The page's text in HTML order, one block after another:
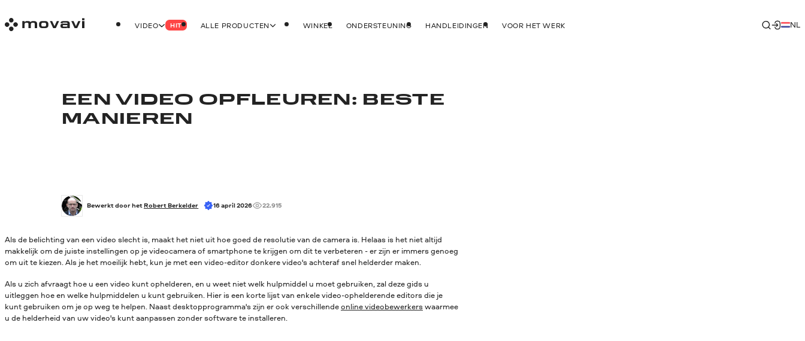
VIDEO HIT ALLE PRODUCTEN WINKEL ONDERSTEUNING HANDLEIDINGEN VOOR HET WERK NL
EEN VIDEO OPFLEUREN: BESTE
MANIEREN
Bewerkt door het Robert Berkelder 16 april 2026 22.915
Als de belichting van een video slecht is, maakt het niet uit hoe goed de resolutie van de camera is. Helaas is het niet altijd
makkelijk om de juiste instellingen op je videocamera of smartphone te krijgen om dit te verbeteren - er zijn er immers genoeg
om uit te kiezen. Als je het moeilijk hebt, kun je met een video-editor donkere video's achteraf snel helderder maken.
Als u zich afvraagt hoe u een video kunt ophelderen, en u weet niet welk hulpmiddel u moet gebruiken, zal deze gids u
uitleggen hoe en welke hulpmiddelen u kunt gebruiken. Hier is een korte lijst van enkele video-ophelderende editors die je
kunt gebruiken om je op weg te helpen. Naast desktopprogramma's zijn er ook verschillendeonline videobewerkerswaarmee
u de helderheid van uw video's kunt aanpassen zonder software te installeren.